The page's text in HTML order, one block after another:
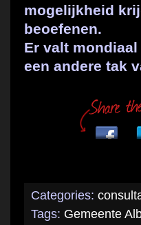
mogelijkheid
beoefenen.
Er valt
een andere tak
Categories:
Tags: Gemeente